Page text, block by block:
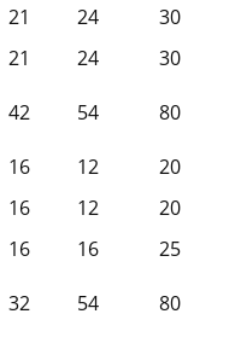
21 24
30
21 24
30
42 54 80
16 12
20
16 12
20
16 16
25
32 54 80